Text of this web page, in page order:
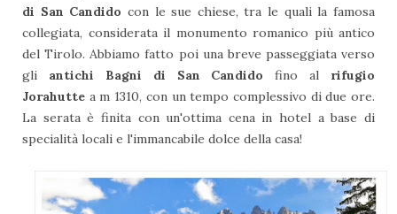
di San Candido con le sue chiese, tra le quali la famosa
collegiata, considerata il monumento romanico più antico
del Tirolo. Abbiamo fatto poi una breve passeggiata verso
gli antichi Bagni di San Candido fino al rifugio
Jorahutte a m 1310, con un tempo complessivo di due ore.
La serata è finita con un'ottima cena in hotel a base di
specialità locali e l'immancabile dolce della casa!